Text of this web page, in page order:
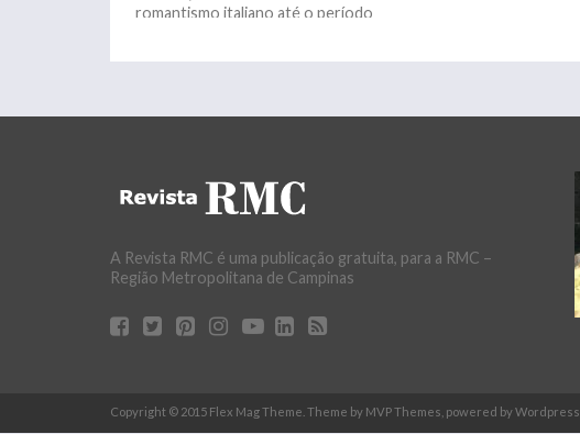
romantismo italiano até o período
A Revista RMC é uma publicação gratuita, para a RMC –
Região Metropolitana de Campinas
Copyright © 2015 Flex Mag Theme. Theme by MVP Themes, powered by Wordpress.